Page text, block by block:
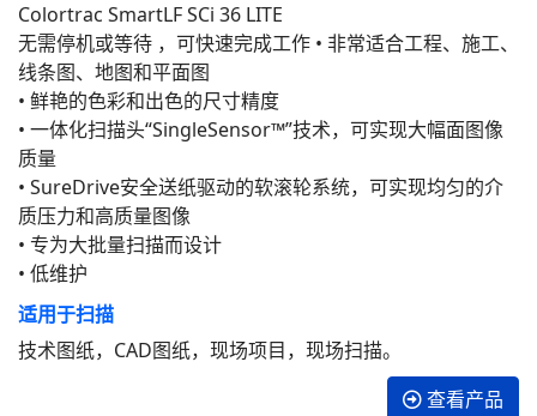
Colortrac SmartLF SCi 36 LITE
无需停机或等待 ，可快速完成工作 • 非常适合工程、施工、
线条图、地图和平面图
• 鲜艳的色彩和出色的尺寸精度
• 一体化扫描头“SingleSensor™”技术，可实现大幅面图像
质量
• SureDrive安全送纸驱动的软滚轮系统，可实现均匀的介
质压力和高质量图像
• 专为大批量扫描而设计
• 低维护
适用于扫描
技术图纸，CAD图纸，现场项目，现场扫描。
查看产品